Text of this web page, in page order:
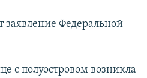
Федеральной
с полуостровом возникла